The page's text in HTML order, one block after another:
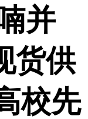
并
货供
校先